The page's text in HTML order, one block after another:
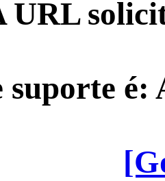
URL
suporte é: